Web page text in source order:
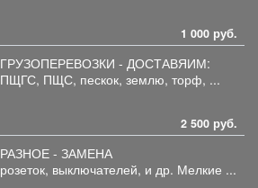
1 000 руб.
ГРУЗОПЕРЕВОЗКИ - ДОСТАВЯИМ:
ПЩГС, ПЩС, пескок, землю, торф, ...
2 500 руб.
РАЗНОЕ - ЗАМЕНА
розеток, выключателей, и др. Мелкие ...